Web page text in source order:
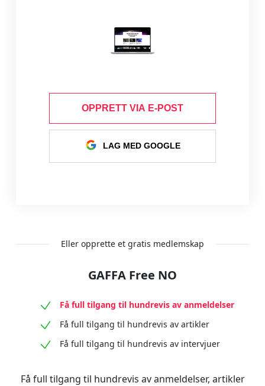
OPPRETT VIA E-POST
LAG MED GOOGLE
Eller opprette et gratis medlemskap
GAFFA Free NO
Få full tilgang til hundrevis av anmeldelser
Få full tilgang til hundrevis av artikler
Få full tilgang til hundrevis av intervjuer
Få full tilgang til hundrevis av anmeldelser, artikler